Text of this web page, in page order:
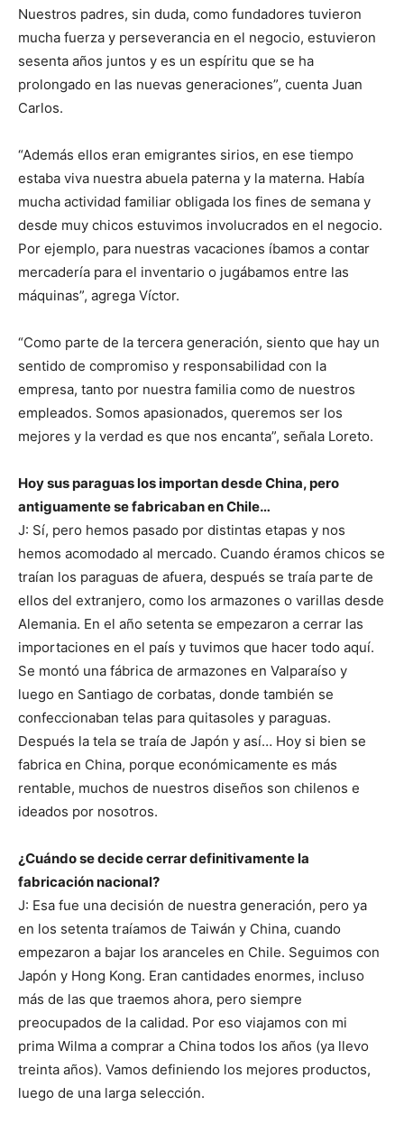
Nuestros padres, sin duda, como fundadores tuvieron
mucha fuerza y perseverancia en el negocio, estuvieron
sesenta años juntos y es un espíritu que se ha
prolongado en las nuevas generaciones”, cuenta Juan
Carlos.
“Además ellos eran emigrantes sirios, en ese tiempo
estaba viva nuestra abuela paterna y la materna. Había
mucha actividad familiar obligada los fines de semana y
desde muy chicos estuvimos involucrados en el negocio.
Por ejemplo, para nuestras vacaciones íbamos a contar
mercadería para el inventario o jugábamos entre las
máquinas”, agrega Víctor.
“Como parte de la tercera generación, siento que hay un
sentido de compromiso y responsabilidad con la
empresa, tanto por nuestra familia como de nuestros
empleados. Somos apasionados, queremos ser los
mejores y la verdad es que nos encanta”, señala Loreto.
Hoy sus paraguas los importan desde China, pero
antiguamente se fabricaban en Chile…
J: Sí, pero hemos pasado por distintas etapas y nos
hemos acomodado al mercado. Cuando éramos chicos se
traían los paraguas de afuera, después se traía parte de
ellos del extranjero, como los armazones o varillas desde
Alemania. En el año setenta se empezaron a cerrar las
importaciones en el país y tuvimos que hacer todo aquí.
Se montó una fábrica de armazones en Valparaíso y
luego en Santiago de corbatas, donde también se
confeccionaban telas para quitasoles y paraguas.
Después la tela se traía de Japón y así… Hoy si bien se
fabrica en China, porque económicamente es más
rentable, muchos de nuestros diseños son chilenos e
ideados por nosotros.
¿Cuándo se decide cerrar definitivamente la
fabricación nacional?
J: Esa fue una decisión de nuestra generación, pero ya
en los setenta traíamos de Taiwán y China, cuando
empezaron a bajar los aranceles en Chile. Seguimos con
Japón y Hong Kong. Eran cantidades enormes, incluso
más de las que traemos ahora, pero siempre
preocupados de la calidad. Por eso viajamos con mi
prima Wilma a comprar a China todos los años (ya llevo
treinta años). Vamos definiendo los mejores productos,
luego de una larga selección.